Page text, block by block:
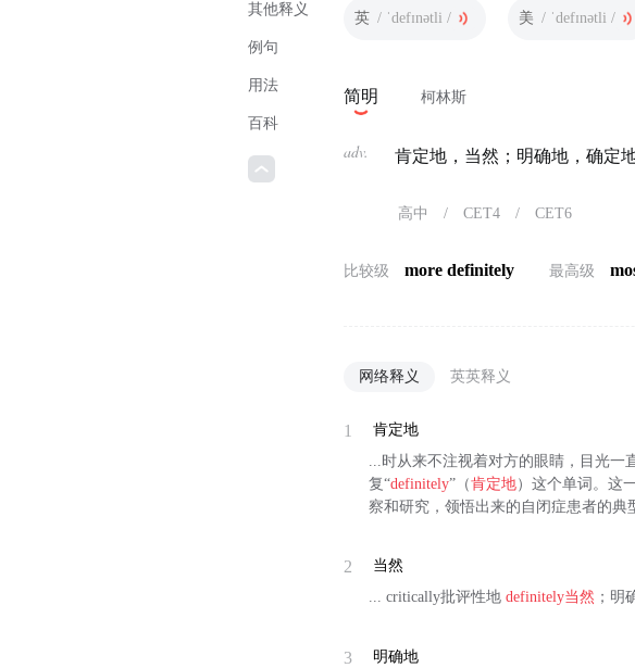
其他释义
例句
用法
百科
英 / ˈdefɪnətli / 美 / ˈdefɪnətli /
简明 柯林斯
adv. 肯定地，当然；明确地，确定
高中 / CET4 / CET6
比较级 more definitely 最高级
网络释义 英英释义
1
肯定地
...时从来不注视着对方的眼睛，目光
复“definitely”（肯定地）这个单词。这
察和研究，领悟出来的自闭症患者的典
2
当然
... critically批评性地definitely当然 ；明
3
明确地